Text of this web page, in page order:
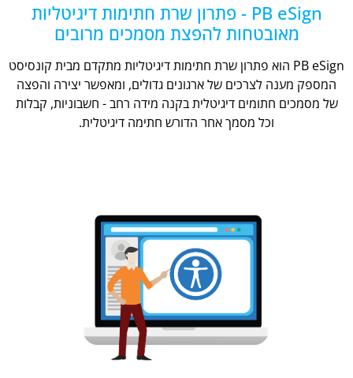
PB eSign - פתרון שרת חתימות דיגיטליות
מאובטחות להפצת מסמכים מרובים
PB eSign הוא פתרון שרת חתימות דיגיטליות מתקדם מבית קונסיסט
המספק מענה לצרכים של ארגונים גדולים, ומאפשר יצירה והפצה
של מסמכים חתומים דיגיטלית בקנה מידה רחב - חשבוניות, קבלות
וכל מסמך אחר הדורש חתימה דיגיטלית.